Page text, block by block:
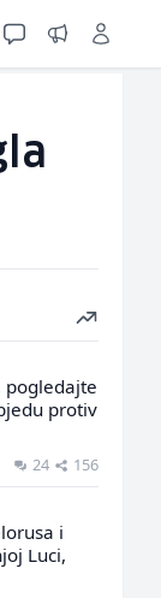
pogledajte
protiv
24 156
i
Luci,